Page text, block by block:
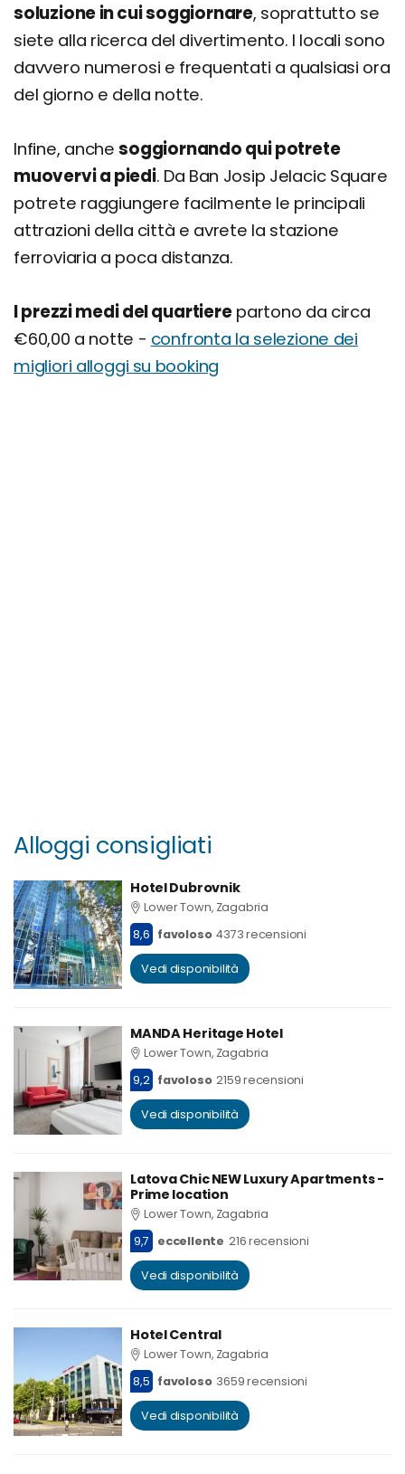
soluzione in cui soggiornare, soprattutto se
siete alla ricerca del divertimento. I locali sono
davvero numerosi e frequentati a qualsiasi ora
del giorno e della notte.
Infine, anchesoggiornando qui potrete
muovervi a piedi. Da Ban Josip Jelacic Square
potrete raggiungere facilmente le principali
attrazioni della città e avrete la stazione
ferroviaria a poca distanza.
I prezzi medi del quartierepartono da circa
€60,00 a notte - confronta la selezione dei
migliori alloggi su booking
Alloggi consigliati
Hotel Dubrovnik
Lower Town, Zagabria
8,6 favoloso 4373 recensioni
Vedi disponibilità
MANDA Heritage Hotel
Lower Town, Zagabria
9,2 favoloso 2159 recensioni
Vedi disponibilità
Latova Chic NEW Luxury Apartments -
Prime location
Lower Town, Zagabria
9,7
eccellente 216 recensioni
Vedi disponibilità
Hotel Central
Lower Town, Zagabria
8,5 favoloso 3659 recensioni
Vedi disponibilità